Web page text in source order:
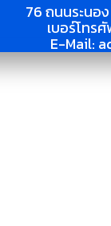
76 ถนนระนอ
เบอร์โท
E-Mail: